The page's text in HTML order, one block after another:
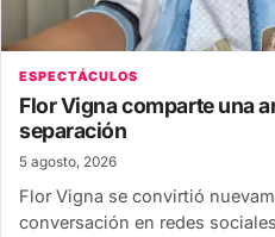
ESPECTÁCULOS
Flor Vigna comparte una
separación
5 agosto, 2026
Flor Vigna se convirtió
conversación en redes